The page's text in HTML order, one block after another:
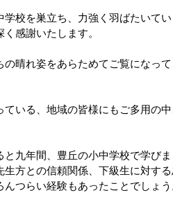
校を巣立ち、力強く羽ばたいて
感謝いたします。
晴れ姿をあらためてご覧になっ
いる、地域の皆様にもご多用の
九年間、豊丘の小中学校で学び
方との信頼関係、下級生に対す
つらい経験もあったことでしょ